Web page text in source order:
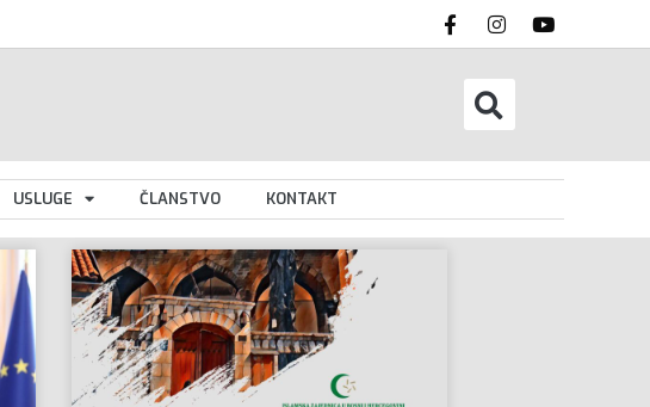
USLUGE ČLANSTVO KONTAKT